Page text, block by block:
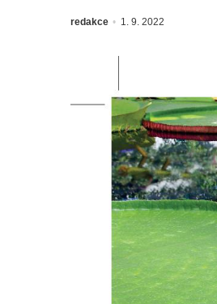
redakce 1. 9. 2022